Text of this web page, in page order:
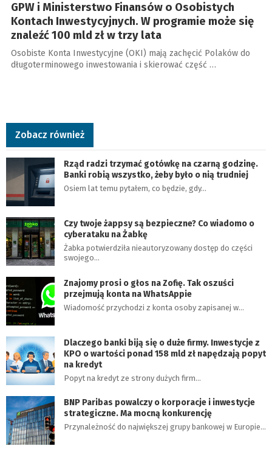
GPW i Ministerstwo Finansów o Osobistych
Kontach Inwestycyjnych. W programie może się
znaleźć 100 mld zł w trzy lata
Osobiste Konta Inwestycyjne (OKI) mają zachęcić Polaków do
długoterminowego inwestowania i skierować część …
Zobacz również
Rząd radzi trzymać gotówkę na czarną godzinę.
Banki robią wszystko, żeby było o nią trudniej
Osiem lat temu pytałem, co będzie, gdy…
Czy twoje żappsy są bezpieczne? Co wiadomo o
cyberataku na Żabkę
Żabka potwierdziła nieautoryzowany dostęp do części
swojego…
Znajomy prosi o głos na Zofię. Tak oszuści
przejmują konta na WhatsAppie
Wiadomość przychodzi z konta osoby zapisanej w…
Dlaczego banki biją się o duże firmy. Inwestycje z
KPO o wartości ponad 158 mld zł napędzają popyt
na kredyt
Popyt na kredyt ze strony dużych firm…
BNP Paribas powalczy o korporacje i inwestycje
strategiczne. Ma mocną konkurencję
Przynależność do największej grupy bankowej w Europie…